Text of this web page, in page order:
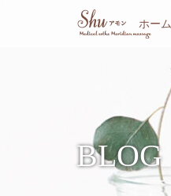
ホーム
BLOG